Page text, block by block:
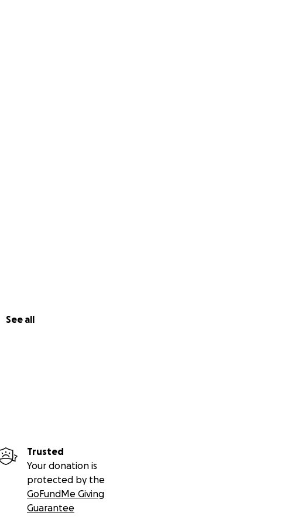
See all
Trusted
Your donation is
protected by the
GoFundMe Giving
Guarantee